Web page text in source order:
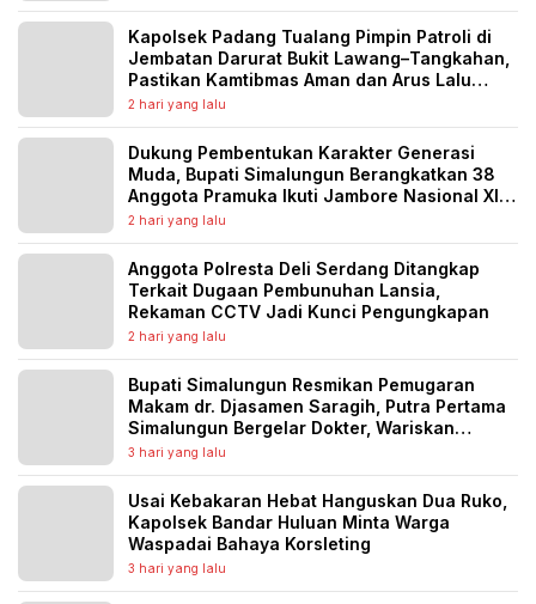
Kapolsek Padang Tualang Pimpin Patroli di
Jembatan Darurat Bukit Lawang–Tangkahan,
Pastikan Kamtibmas Aman dan Arus Lalu
Lintas Lancar
2 hari yang lalu
Dukung Pembentukan Karakter Generasi
Muda, Bupati Simalungun Berangkatkan 38
Anggota Pramuka Ikuti Jambore Nasional XII
Tahun 2026
2 hari yang lalu
Anggota Polresta Deli Serdang Ditangkap
Terkait Dugaan Pembunuhan Lansia,
Rekaman CCTV Jadi Kunci Pengungkapan
2 hari yang lalu
Bupati Simalungun Resmikan Pemugaran
Makam dr. Djasamen Saragih, Putra Pertama
Simalungun Bergelar Dokter, Wariskan
Semangat Pengabdian untuk Generasi
Penerus
3 hari yang lalu
Usai Kebakaran Hebat Hanguskan Dua Ruko,
Kapolsek Bandar Huluan Minta Warga
Waspadai Bahaya Korsleting
3 hari yang lalu